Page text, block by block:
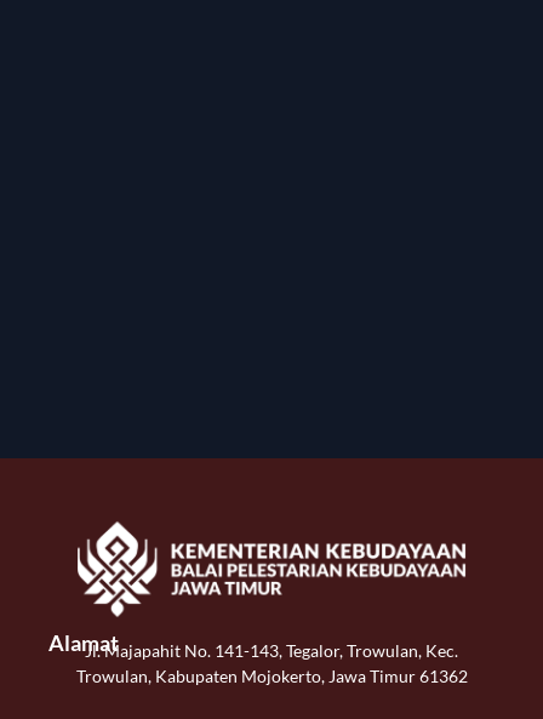
AlamatJl. Majapahit No. 141-143, Tegalor, Trowulan, Kec.
Trowulan, Kabupaten Mojokerto, Jawa Timur 61362